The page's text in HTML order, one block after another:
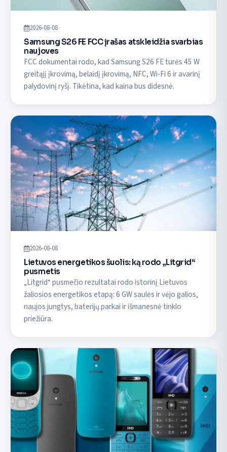
2026-08-08
Samsung S26 FE FCC įrašas atskleidžia svarbias
naujoves
FCC dokumentai rodo, kad Samsung S26 FE turės 45 W
greitąjį įkrovimą, belaidį įkrovimą, NFC, Wi-Fi 6 ir avarinį
palydovinį ryšį. Tikėtina, kad kaina bus didesnė.
2026-08-08
Lietuvos energetikos šuolis: ką rodo „Litgrid“
pusmetis
„Litgrid“ pusmečio rezultatai rodo istorinį Lietuvos
žaliosios energetikos etapą: 6 GW saulės ir vėjo galios,
naujos jungtys, baterijų parkai ir išmanesnė tinklo
priežiūra.